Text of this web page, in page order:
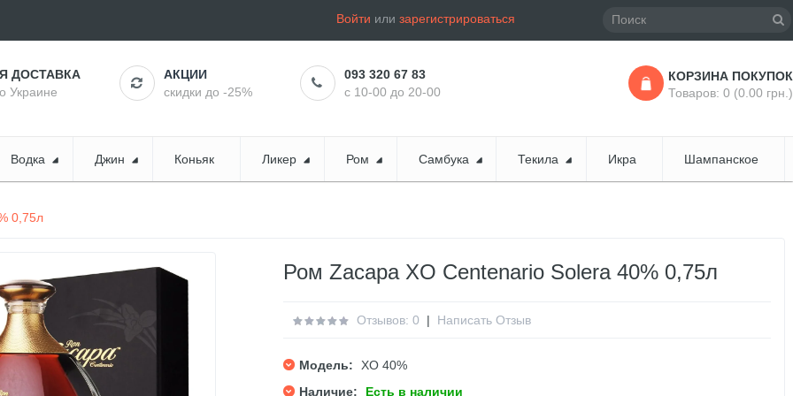
Войти илизарегистрироваться
ДОСТАВКА
Украине
АКЦИИ
скидки до -25%
093 320 67 83
с 10-00 до 20-00
КОРЗИНА ПОКУПОК
Товаров: 0 (0.00 грн.)
Водка Джин Коньяк Ликер Ром Самбука Текила Икра Шампанское
0,75л
Ром Zacapa XO Centenario Solera 40% 0,75л
Отзывов: 0 | Написать Отзыв
Модель:
XO 40%
Наличие:
Есть в наличии